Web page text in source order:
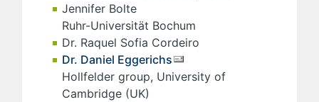
Jennifer Bolte
Ruhr-Universität Bochum
Dr. Raquel Sofia Cordeiro
Dr. Daniel Eggerichs
Hollfelder group, University of
Cambridge (UK)